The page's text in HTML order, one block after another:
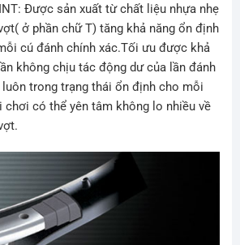
: Được sản xuất từ chất liệu nhựa nhẹ
ở phần chữ T) tăng khả năng ổn định
cú đánh chính xác.Tối ưu được khả
không chịu tác động dư của lần đánh
trong trạng thái ổn định cho mỗi
chơi có thể yên tâm không lo nhiều về